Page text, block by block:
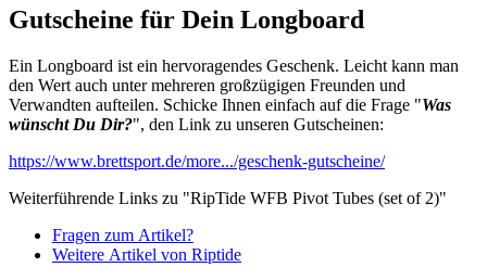
Gutscheine für Dein Longboard
Ein Longboard ist ein hervoragendes Geschenk. Leicht kann man
den Wert auch unter mehreren großzügigen Freunden und
Verwandten aufteilen. Schicke Ihnen einfach auf die Frage "Was
wünscht Du Dir?", den Link zu unseren Gutscheinen:
https://www.brettsport.de/more.../geschenk-gutscheine/
Weiterführende Links zu "RipTide WFB Pivot Tubes (set of 2)"
Fragen zum Artikel?
Weitere Artikel von Riptide